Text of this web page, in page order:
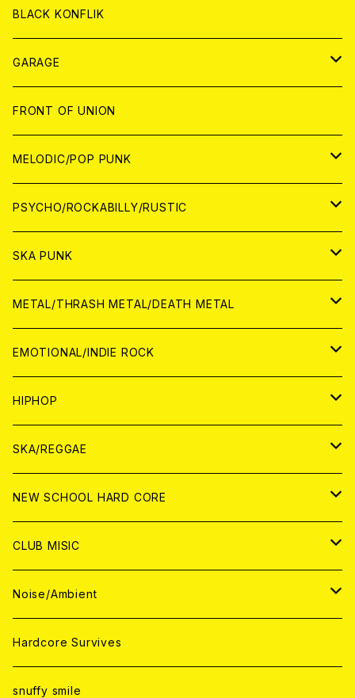
ANALOG
ANALOG
CD
ANALOG
BLACK KONFLIK
GARAGE
JAPAN
アナログ
CD
WORLD
アナログ
CD
FRONT OF UNION
MELODIC/POP PUNK
JAPAN
CD
ANALOG
WORLD
CD
ANALOG
PSYCHO/ROCKABILLY/RUSTIC
JAPAN
CD
ANALOG
WORLD
CD
ANALOG
SKA PUNK
JAPAN
CD
ANALOG
WORLD
CD
ANALOG
METAL/THRASH METAL/DEATH METAL
JAPAN
CD
ANALOG
WORLD
ANALOG
CD
EMOTIONAL/INDIE ROCK
JAPAN
CD
ANALOG
WORLD
CD
ANALOG
HIPHOP
JAPAN
CD
ANALOG
WORLD
CD
ANALOG
SKA/REGGAE
JAPAN
CD
ANALOG
WORLD
CD
ANALOG
NEW SCHOOL HARD CORE
JAPAN
CD
ANALOG
WORLD
CD
ANALOG
CLUB MISIC
JAPAN
CD
ANALOG
WORLD
CD
Noise/Ambient
JAPAN
CD
WORLD
Hardcore Survives
snuffy smile